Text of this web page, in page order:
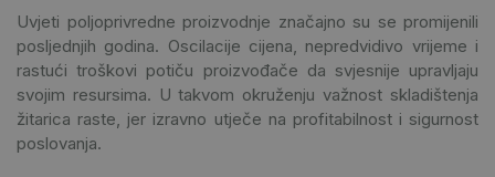
Uvjeti poljoprivredne proizvodnje značajno su se promijenili
posljednjih godina. Oscilacije cijena, nepredvidivo vrijeme i
rastući troškovi potiču proizvođače da svjesnije upravljaju
svojim resursima. U takvom okruženju važnost skladištenja
žitarica raste, jer izravno utječe na profitabilnost i sigurnost
poslovanja.